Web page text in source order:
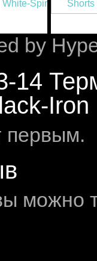
by
14
Iron
первым.
можно